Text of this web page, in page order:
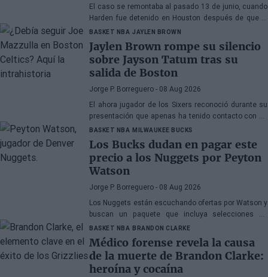
El caso se remontaba al pasado 13 de junio, cuando
Harden fue detenido en Houston después de que la
policía encontrara una pistola en su vehículo
BASKET NBA JAYLEN BROWN
Jaylen Brown rompe su silencio
sobre Jayson Tatum tras su
salida de Boston
Jorge P. Borreguero - 08 Aug 2026
El ahora jugador de los Sixers reconoció durante su
presentación que apenas ha tenido contacto con su
antiguo compañero
BASKET NBA MILWAUKEE BUCKS
Los Bucks dudan en pagar este
precio a los Nuggets por Peyton
Watson
Jorge P. Borreguero - 08 Aug 2026
Los Nuggets están escuchando ofertas por Watson y
buscan un paquete que incluya selecciones de
primera ronda, jóvenes talentos o una combinación
de ambos
BASKET NBA BRANDON CLARKE
Médico forense revela la causa
de la muerte de Brandon Clarke:
heroína y cocaína